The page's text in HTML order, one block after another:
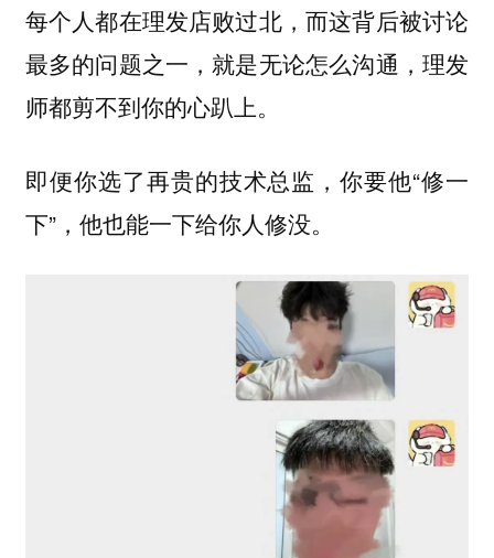
每个人都在理发店败过北，而这背后被讨论
最多的问题之一，就是无论怎么沟通，理发
师都剪不到你的心趴上。
即便你选了再贵的技术总监，你要他“修一
下”，他也能一下给你人修没。